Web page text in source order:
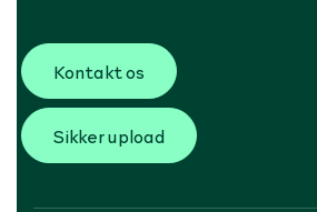
Kontakt os
Sikker upload